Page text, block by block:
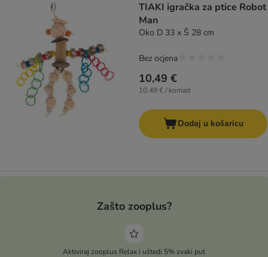
TIAKI igračka za ptice Robot
Man
Oko D 33 x Š 28 cm
10,49 €
10,49 € / komad
Bez ocjena
Dodaj u košaricu
Zašto zooplus?
Aktiviraj zooplus Relax i uštedi 5% svaki put